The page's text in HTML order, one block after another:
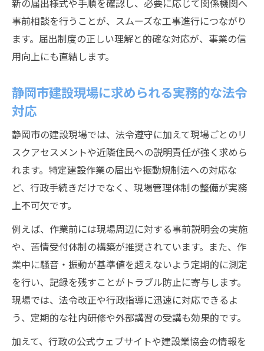
新の届出様式や手順を確認し、必要に応じて関係機関へ
事前相談を行うことが、スムーズな工事進行につながり
ます。届出制度の正しい理解と的確な対応が、事業の信
用向上にも直結します。
静岡市建設現場に求められる実務的な法令
対応
静岡市の建設現場では、法令遵守に加えて現場ごとのリ
スクアセスメントや近隣住民への説明責任が強く求めら
れます。特定建設作業の届出や振動規制法への対応な
ど、行政手続きだけでなく、現場管理体制の整備が実務
上不可欠です。
例えば、作業前には現場周辺に対する事前説明会の実施
や、苦情受付体制の構築が推奨されています。また、作
業中に騒音・振動が基準値を超えないよう定期的に測定
を行い、記録を残すことがトラブル防止に寄与します。
現場では、法令改正や行政指導に迅速に対応できるよ
う、定期的な社内研修や外部講習の受講も効果的です。
加えて、行政の公式ウェブサイトや建設業協会の情報を